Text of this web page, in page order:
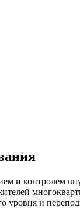
и контролем
и